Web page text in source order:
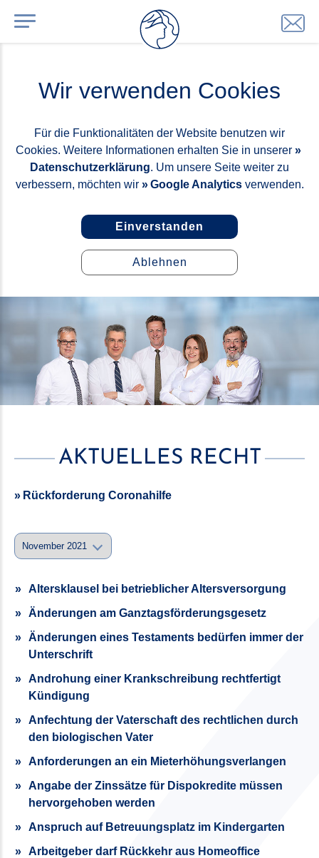
Wir verwenden Cookies
Für die Funktionalitäten der Website benutzen wir
Cookies. Weitere Informationen erhalten Sie in unserer
Datenschutzerklärung. Um unsere Seite weiter zu
verbessern, möchten wir
Google Analyticsverwenden.
Einverstanden
Ablehnen
AKTUELLES RECHT
Rückforderung Coronahilfe
Altersklausel bei betrieblicher Altersversorgung
Änderungen am Ganztagsförderungsgesetz
Änderungen eines Testaments bedürfen immer der
Unterschrift
Androhung einer Krankschreibung rechtfertigt
Kündigung
Anfechtung der Vaterschaft des rechtlichen durch
den biologischen Vater
Anforderungen an ein Mieterhöhungsverlangen
Angabe der Zinssätze für Dispokredite müssen
hervorgehoben werden
Anspruch auf Betreuungsplatz im Kindergarten
Arbeitgeber darf Rückkehr aus Homeoffice